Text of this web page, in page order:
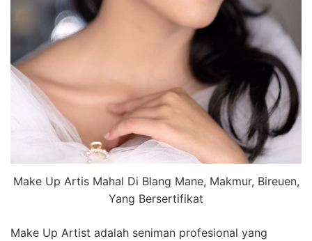
Make Up Artis Mahal Di Blang Mane, Makmur, Bireuen,
Yang Bersertifikat
Make Up Artist adalah seniman profesional yang